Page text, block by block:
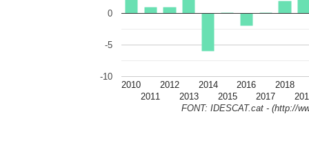
2010
2011
2012
2013
2014
2015
2016
2017
2018
-10
-5
0
FONT: IDESCAT.cat - (http://